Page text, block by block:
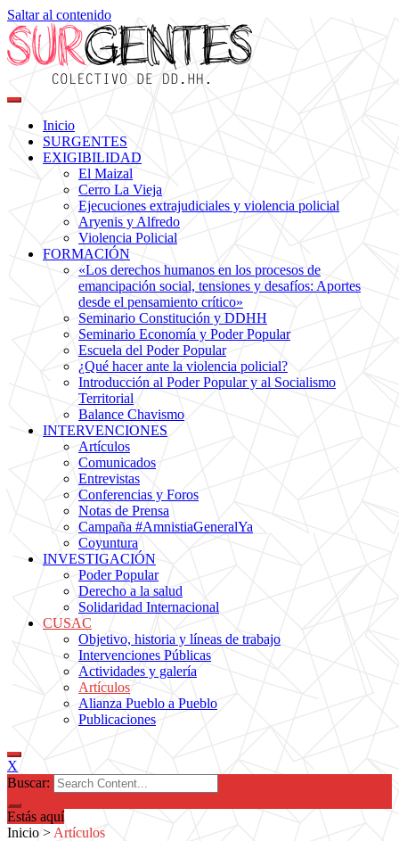
Saltar al contenido
Surgentes
Colectivo de DDHH
Inicio
SURGENTES
EXIGIBILIDAD
El Maizal
Cerro La Vieja
Ejecuciones extrajudiciales y violencia policial
Aryenis y Alfredo
Violencia Policial
FORMACIÓN
«Los derechos humanos en los procesos de
emancipación social, tensiones y desafíos: Aportes
desde el pensamiento crítico»
Seminario Constitución y DDHH
Seminario Economía y Poder Popular
Escuela del Poder Popular
¿Qué hacer ante la violencia policial?
Introducción al Poder Popular y al Socialismo
Territorial
Balance Chavismo
INTERVENCIONES
Artículos
Comunicados
Entrevistas
Conferencias y Foros
Notas de Prensa
Campaña #AmnistiaGeneralYa
Coyuntura
INVESTIGACIÓN
Poder Popular
Derecho a la salud
Solidaridad Internacional
CUSAC
Objetivo, historia y líneas de trabajo
Intervenciones Públicas
Actividades y galería
Artículos
Alianza Pueblo a Pueblo
Publicaciones
X
Buscar:
Estás aquí
Inicio > Artículos